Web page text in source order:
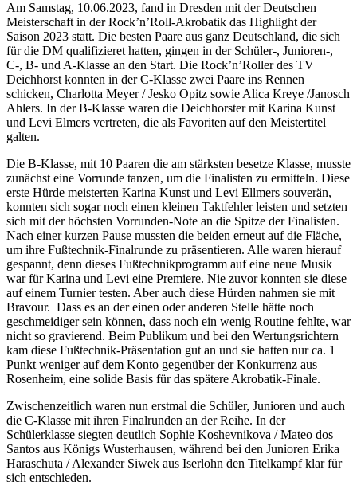
Am Samstag, 10.06.2023, fand in Dresden mit der Deutschen
Meisterschaft in der Rock’n’Roll-Akrobatik das Highlight der
Saison 2023 statt. Die besten Paare aus ganz Deutschland, die sich
für die DM qualifizieret hatten, gingen in der Schüler-, Junioren-,
C-, B- und A-Klasse an den Start. Die Rock’n’Roller des TV
Deichhorst konnten in der C-Klasse zwei Paare ins Rennen
schicken, Charlotta Meyer / Jesko Opitz sowie Alica Kreye /Janosch
Ahlers. In der B-Klasse waren die Deichhorster mit Karina Kunst
und Levi Elmers vertreten, die als Favoriten auf den Meistertitel
galten.
Die B-Klasse, mit 10 Paaren die am stärksten besetze Klasse, musste
zunächst eine Vorrunde tanzen, um die Finalisten zu ermitteln. Diese
erste Hürde meisterten Karina Kunst und Levi Ellmers souverän,
konnten sich sogar noch einen kleinen Taktfehler leisten und setzten
sich mit der höchsten Vorrunden-Note an die Spitze der Finalisten.
Nach einer kurzen Pause mussten die beiden erneut auf die Fläche,
um ihre Fußtechnik-Finalrunde zu präsentieren. Alle waren hierauf
gespannt, denn dieses Fußtechnikprogramm auf eine neue Musik
war für Karina und Levi eine Premiere. Nie zuvor konnten sie diese
auf einem Turnier testen. Aber auch diese Hürden nahmen sie mit
Bravour. Dass es an der einen oder anderen Stelle hätte noch
geschmeidiger sein können, dass noch ein wenig Routine fehlte, war
nicht so gravierend. Beim Publikum und bei den Wertungsrichtern
kam diese Fußtechnik-Präsentation gut an und sie hatten nur ca. 1
Punkt weniger auf dem Konto gegenüber der Konkurrenz aus
Rosenheim, eine solide Basis für das spätere Akrobatik-Finale.
Zwischenzeitlich waren nun erstmal die Schüler, Junioren und auch
die C-Klasse mit ihren Finalrunden an der Reihe. In der
Schülerklasse siegten deutlich Sophie Koshevnikova / Mateo dos
Santos aus Königs Wusterhausen, während bei den Junioren Erika
Haraschuta / Alexander Siwek aus Iserlohn den Titelkampf klar für
sich entschieden.